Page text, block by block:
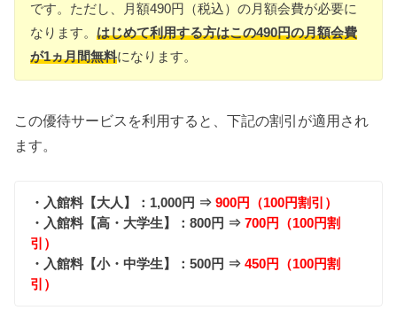
です。ただし、月額490円（税込）の月額会費が必要に
なります。はじめて利用する方はこの490円の月額会費
が1ヵ月間無料になります。
この優待サービスを利用すると、下記の割引が適用され
ます。
・入館料【大人】：1,000円 ⇒900円（100円割引）
・入館料【高・大学生】：800円 ⇒700円（100円割
引）
・入館料【小・中学生】：500円 ⇒450円（100円割
引）